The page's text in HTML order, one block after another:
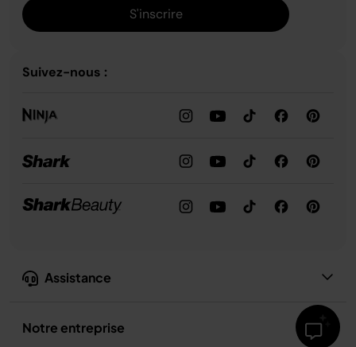
Assistance
Notre entreprise
S'inscrire
Suivez-nous :